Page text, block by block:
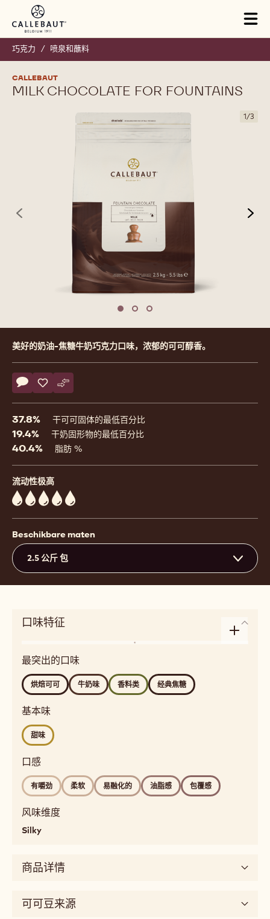
Skip to main content
巧克力 / 喷泉和蘸料
CALLEBAUT
MILK CHOCOLATE FOR FOUNTAINS
1/3
previous
Move to slide 1
Move to slide 2
Move to slide 3
Product
information
美好的奶油-焦糖牛奶巧克力口味，浓郁的可可醇香。
Actions
评论
- Milk chocolate for fountains
保存
- Milk chocolate for fountains
比较
- Milk chocolate for fountains
37.8% 干可可固体的最低百分比
19.4% 干奶固形物的最低百分比
40.4% 脂肪 %
流动性极高
5
Beschikbare maten
2.5 公斤 包
口味特征
taste
味
dairy,
roasted,
golden
Detailed
flavor
cocoa,
milky,
spicy,
classic
caramel
chewy,
melting,
fatty,
最突出的口味
烘焙可可 牛奶味 香料类 经典焦糖
基本味
甜味
口感
有嚼劲 柔软 易融化的 油脂感 包覆感
风味维度
Silky
商品详情
可可豆来源